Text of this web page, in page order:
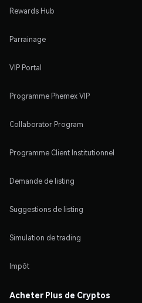
Rewards Hub
Parrainage
VIP Portal
Programme Phemex VIP
Collaborator Program
Programme Client Institutionnel
Demande de listing
Suggestions de listing
Simulation de trading
Impôt
Acheter Plus de Cryptos